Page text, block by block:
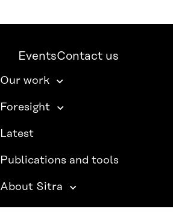
EventsContact us
Our work
Foresight
Latest
Publications and tools
About Sitra